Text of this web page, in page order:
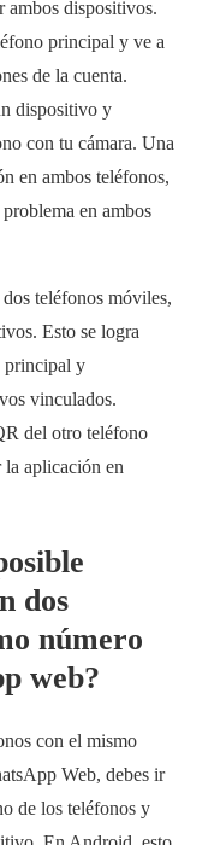
ambos dispositivos.
principal y ve a
de la cuenta.
dispositivo y
con tu cámara. Una
en ambos teléfonos,
en ambos
teléfonos móviles,
Esto se logra
principal y
vinculados.
del otro teléfono
la aplicación en
dos
número
web?
con el mismo
Web, debes ir
de los teléfonos y